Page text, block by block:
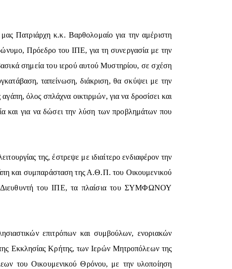
Πατριάρχη κ.κ. Βαρθολομαίο για την αμέριστη
Πρόεδρο του ΙΠΕ, για τη συνεργασία με την
σημεία του ιερού αυτού Μυστηρίου, σε σχέση
ταπείνωση, διάκριση, θα σκύψει με την
όλος σπλάχνα οικτιρμών, για να δροσίσει και
και για να δώσει την λύση των προβλημάτων που
της, έστρεψε με ιδιαίτερο ενδιαφέρον την
και συμπαράσταση της Α.Θ.Π. του Οικουμενικού
Διευθυντή του ΙΠΕ, τα πλαίσια του ΣΥΜΦΩΝΟΥ
επιτρόπων και συμβούλων, ενοριακών
Εκκλησίας Κρήτης, των Ιερών Μητροπόλεων της
του Οικουμενικού Θρόνου, με την υλοποίηση